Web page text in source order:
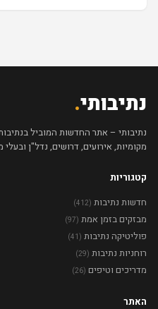
נתיבותי.
נתיבותי – אתר החדשות המוביל
מקומיות, אירועים, דרושים, נדל"ן
קטגוריות
חדשות נתיבות (412)
מבזקים בזמן אמת (97)
פוליטיקה נתיבות (41)
רוחניות נתיבות (29)
מדריכים וטיפים (26)
האתר